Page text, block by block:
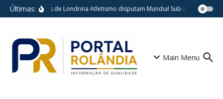
Ir para o conteúdo
Últimas:Atletas de Londrina Atletismo disputam Mundial Sub-20 nos
Main Menu